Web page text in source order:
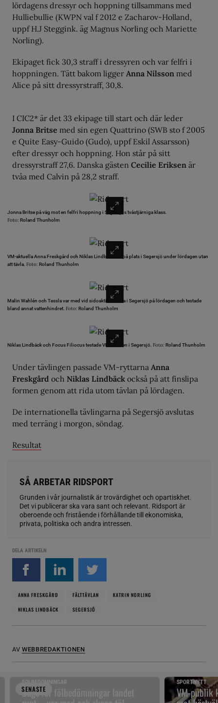
lördagens dressyr och hoppning tillsammans med
Hulliebullie (KWPN val f 2012 e Zacharov-Holland,
uppf H.J Steggink. äg Magnus Norling och Mariette
Norling).
Ekipaget fick 30,3 straff i dressyren och var felfri i
hoppningen. Tätt bakom ligger Anna Nilsson med
Alice på sitt dressyrstraff, 30,8.
I CIC2* är det 33 ekipage till start och där leder
Jonna Britse med sin egen Quattrino (SWB sto f 2005
e Quite Easy-Guido (Gudo), uppf Eskil Assarsson)
efter dressyr och hoppning. Hon står på sitt
dressyrstraff 27,6. Danska gästen Cecilie Eriksen är
tvåa med Calvin på 28,2 straff.
Jonna Britse på väg mot en felfri hoppning i Segersjös tvåstjärniga klass.
Foto: Roland Thunholm
VM-aktuella Anna Freskgård och Niklas Lindbäck var på plats i Segersjö under lördagen utan
att tävla. Foto: Roland Thunholm
Malin Wahlén och Tessla var med vid sidoaktiviteterna i Segersjö på lördagen och testade
bland annat vattenhindret. Foto: Roland Thunholm
Niklas Lindbäck och Focus Filiocus testade VM-formen i Segersjö. Foto: Roland Thunholm
Under tävlingen passade VM-ryttarna Anna
Freskgård och Niklas Lindbäck också på att finslipa
formen genom att rida utom tävlan på lördagen.
De internationella tävlingarna på Segersjö avslutas
med terräng i morgon, söndag.
Resultat
SÅ ARBETAR RIDSPORT
Grunden i vår journalistik är trovärdighet och opartiskhet.
Det vi publicerar ska vara sant och relevant. Ridsport är
oberoende och fristående i förhållande till ekonomiska,
privata, politiska och andra intressen.
DELA ARTIKELN
ANNA FRESKGÅRD FÄLTTÄVLAN
KATRIN NORLING
NIKLAS LINDBÄCK
SEGERSJÖ
AV WEBBREDAKTIONEN
SENASTE
FÖLBEDÖMNINGAR
Dags för fölbedömningar landet
SPORTNYTT
VM-publik